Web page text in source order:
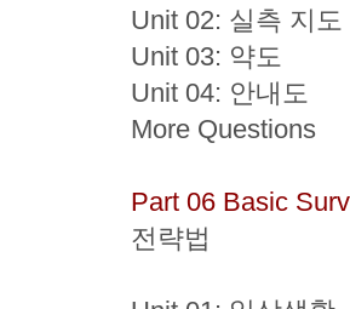
Unit 02: 실측 지도
Unit 03: 약도
Unit 04: 안내도
More Questions
Part 06 Basic
전략법